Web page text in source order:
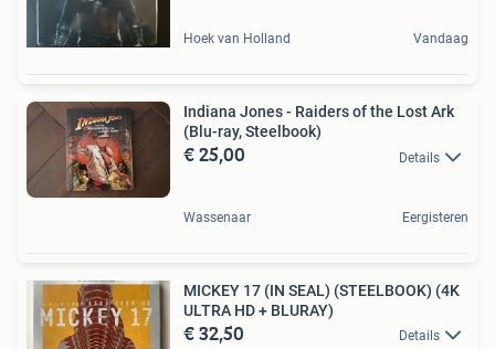
Hoek van Holland Vandaag
Indiana Jones - Raiders of the Lost Ark
(Blu-ray, Steelbook)
€ 25,00 Details
Wassenaar Eergisteren
MICKEY 17 (IN SEAL) (STEELBOOK) (4K
ULTRA HD + BLURAY)
€ 32,50 Details